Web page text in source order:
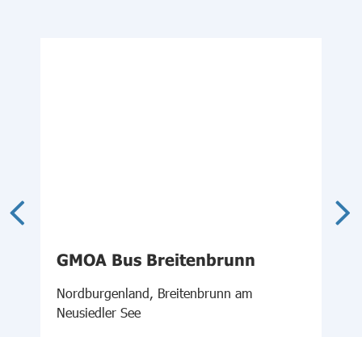
GMOA Bus Breitenbrunn
Nordburgenland, Breitenbrunn am
Neusiedler See